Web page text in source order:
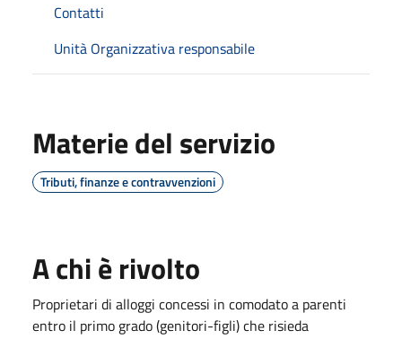
Contatti
Unità Organizzativa responsabile
Materie del servizio
Tributi, finanze e contravvenzioni
A chi è rivolto
Proprietari di alloggi concessi in comodato a parenti
entro il primo grado (genitori-figli) che risieda